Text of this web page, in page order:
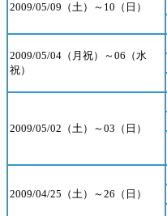
2009/05/09（土）～10（日）
2009/05/04（月祝）～06（水
祝）
2009/05/02（土）～03（日）
2009/04/25（土）～26（日）